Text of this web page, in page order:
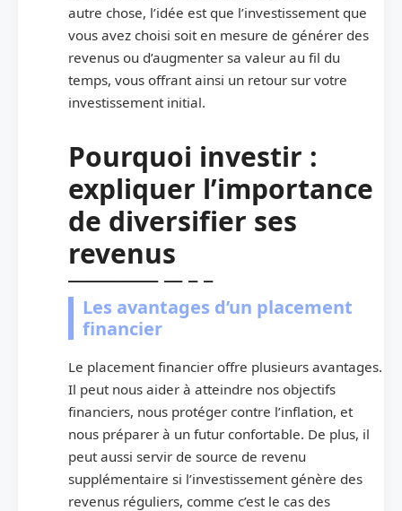
autre chose, l’idée est que l’investissement que
vous avez choisi soit en mesure de générer des
revenus ou d’augmenter sa valeur au fil du
temps, vous offrant ainsi un retour sur votre
investissement initial.
Pourquoi investir :
expliquer l’importance
de diversifier ses
revenus
Les avantages d’un placement
financier
Le placement financier offre plusieurs avantages.
Il peut nous aider à atteindre nos objectifs
financiers, nous protéger contre l’inflation, et
nous préparer à un futur confortable. De plus, il
peut aussi servir de source de revenu
supplémentaire si l’investissement génère des
revenus réguliers, comme c’est le cas des